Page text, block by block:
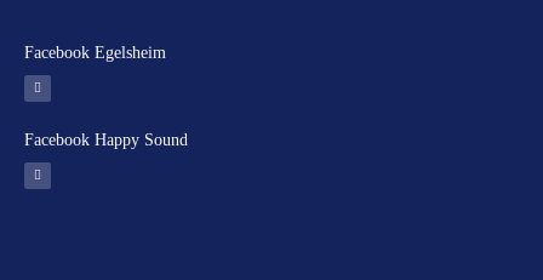
Facebook Egelsheim
Facebook Happy Sound